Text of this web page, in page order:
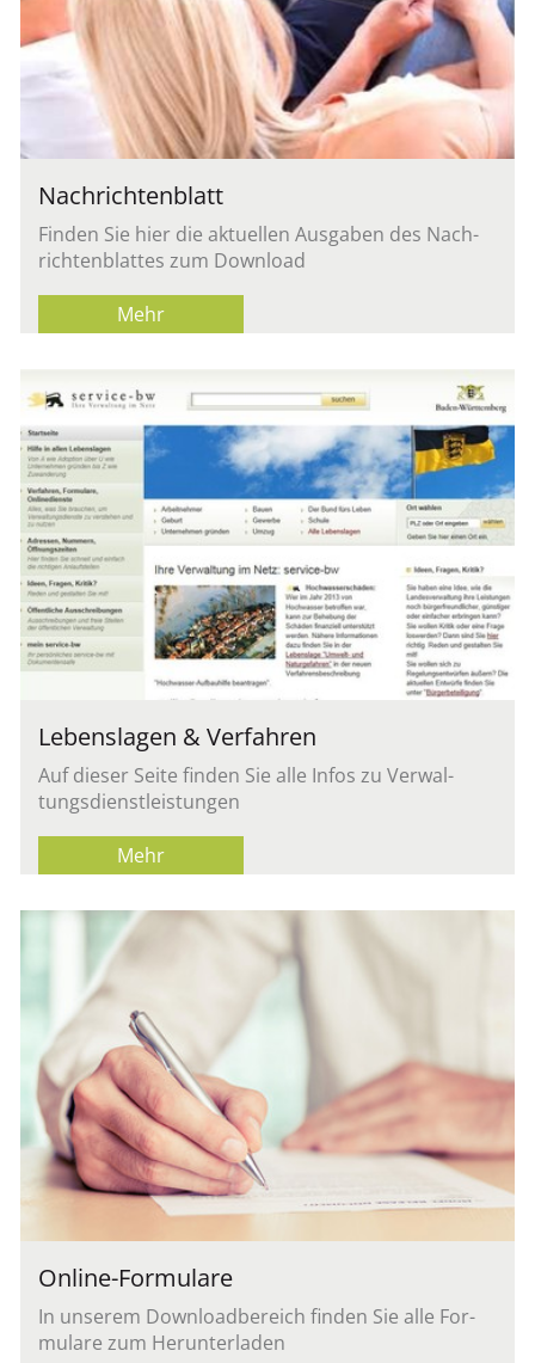
Nach­rich­ten­blatt
Fin­den Sie hier die ak­tu­el­len Aus­ga­ben des Nach­
rich­ten­blat­tes zum Down­load
Mehr
Le­bens­la­gen & Ver­fah­ren
Auf die­ser Seite fin­den Sie alle Infos zu Ver­wal­
tungs­dienst­leis­tun­gen
Mehr
On­line-For­mu­la­re
In un­se­rem Down­load­be­reich fin­den Sie alle For­
mu­la­re zum Her­un­ter­la­den